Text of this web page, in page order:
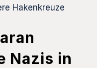
Hakenkreuze
Nazis in